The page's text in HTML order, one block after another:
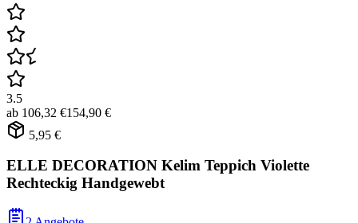
3.5
ab 106,32 €154,90 €
5,95 €
ELLE DECORATION Kelim Teppich Violette
Rechteckig Handgewebt